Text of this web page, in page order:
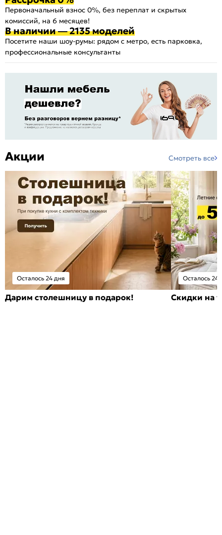
Первоначальный взнос 0%, без переплат и скрытых
комиссий, на 6 месяцев!
В наличии — 2135 моделей
Посетите наши шоу-румы: рядом с метро, есть парковка,
профессиональные консультанты
Акции Смотреть все
Осталось 24 дня
Дарим столешницу в подарок!
Осталось 24
Скидки на